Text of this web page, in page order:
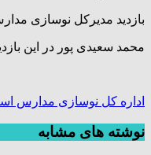
بازدید مدیرکل نوسازی
محمد سعیدی پور در این
اداره کل نوسازی مدارس
نوشته های مشابه